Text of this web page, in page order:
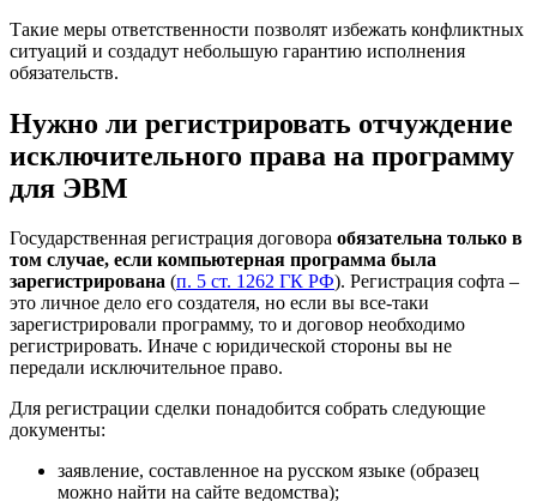
Такие меры ответственности позволят избежать конфликтных
ситуаций и создадут небольшую гарантию исполнения
обязательств.
Нужно ли регистрировать отчуждение
исключительного права на программу
для ЭВМ
Государственная регистрация договора обязательна только в
том случае, если компьютерная программа была
зарегистрирована (п. 5 ст. 1262 ГК РФ). Регистрация софта –
это личное дело его создателя, но если вы все-таки
зарегистрировали программу, то и договор необходимо
регистрировать. Иначе с юридической стороны вы не
передали исключительное право.
Для регистрации сделки понадобится собрать следующие
документы:
заявление, составленное на русском языке (образец
можно найти на сайте ведомства);